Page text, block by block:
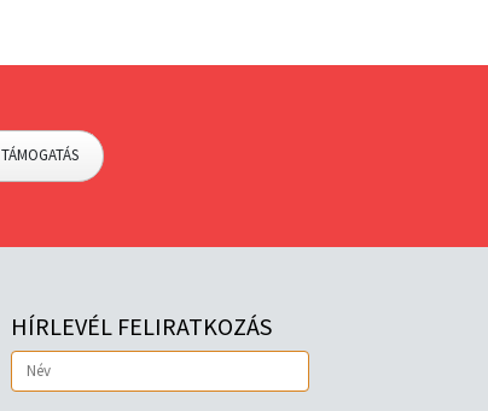
TÁMOGATÁS
HÍRLEVÉL FELIRATKOZÁS